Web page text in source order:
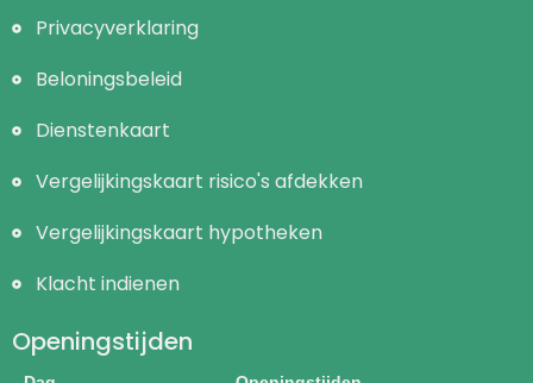
Privacyverklaring
Beloningsbeleid
Dienstenkaart
Vergelijkingskaart risico's afdekken
Vergelijkingskaart hypotheken
Klacht indienen
Openingstijden